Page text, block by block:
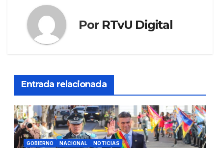
Por RTvU Digital
Entrada relacionada
GOBIERNO NACIONAL NOTICIAS